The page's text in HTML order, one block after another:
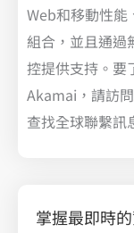
Web和移動性能
組合，並且通過
控提供支持。要
Akamai，請訪問
查找全球聯繫訊
掌握最即時